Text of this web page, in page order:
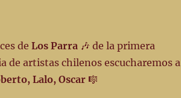
de Los Parra🎶 de la primera
de artistas chilenos escucharemos a
Lalo, Oscar🎼